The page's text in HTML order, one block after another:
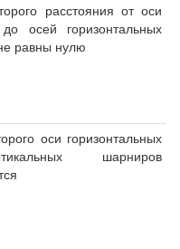
расстояния от оси
осей горизонтальных
равны нулю
оси горизонтальных
шарниров